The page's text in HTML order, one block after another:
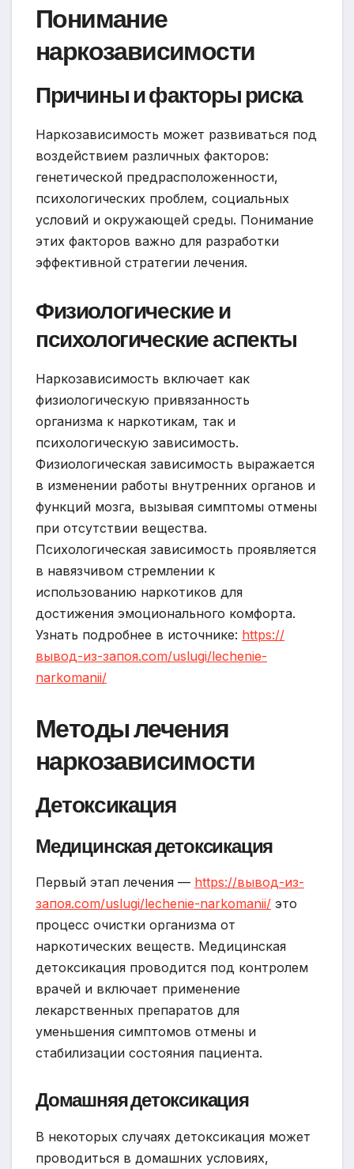
Понимание
наркозависимости
Причины и факторы риска
Наркозависимость может развиваться под
воздействием различных факторов:
генетической предрасположенности,
психологических проблем, социальных
условий и окружающей среды. Понимание
этих факторов важно для разработки
эффективной стратегии лечения.
Физиологические и
психологические аспекты
Наркозависимость включает как
физиологическую привязанность
организма к наркотикам, так и
психологическую зависимость.
Физиологическая зависимость выражается
в изменении работы внутренних органов и
функций мозга, вызывая симптомы отмены
при отсутствии вещества.
Психологическая зависимость проявляется
в навязчивом стремлении к
использованию наркотиков для
достижения эмоционального комфорта.
Узнать подробнее в источнике: https://
вывод-из-запоя.com/uslugi/lechenie-
narkomanii/
Методы лечения
наркозависимости
Детоксикация
Медицинская детоксикация
Первый этап лечения — https://вывод-из-
запоя.com/uslugi/lechenie-narkomanii/ это
процесс очистки организма от
наркотических веществ. Медицинская
детоксикация проводится под контролем
врачей и включает применение
лекарственных препаратов для
уменьшения симптомов отмены и
стабилизации состояния пациента.
Домашняя детоксикация
В некоторых случаях детоксикация может
проводиться в домашних условиях,